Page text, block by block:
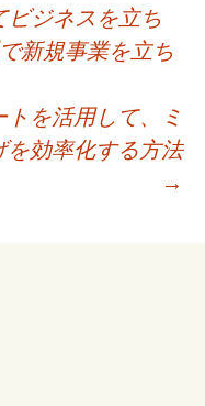
ビジネスを立ち
新規事業を立ち
を活用して、ミ
を効率化する方法
→